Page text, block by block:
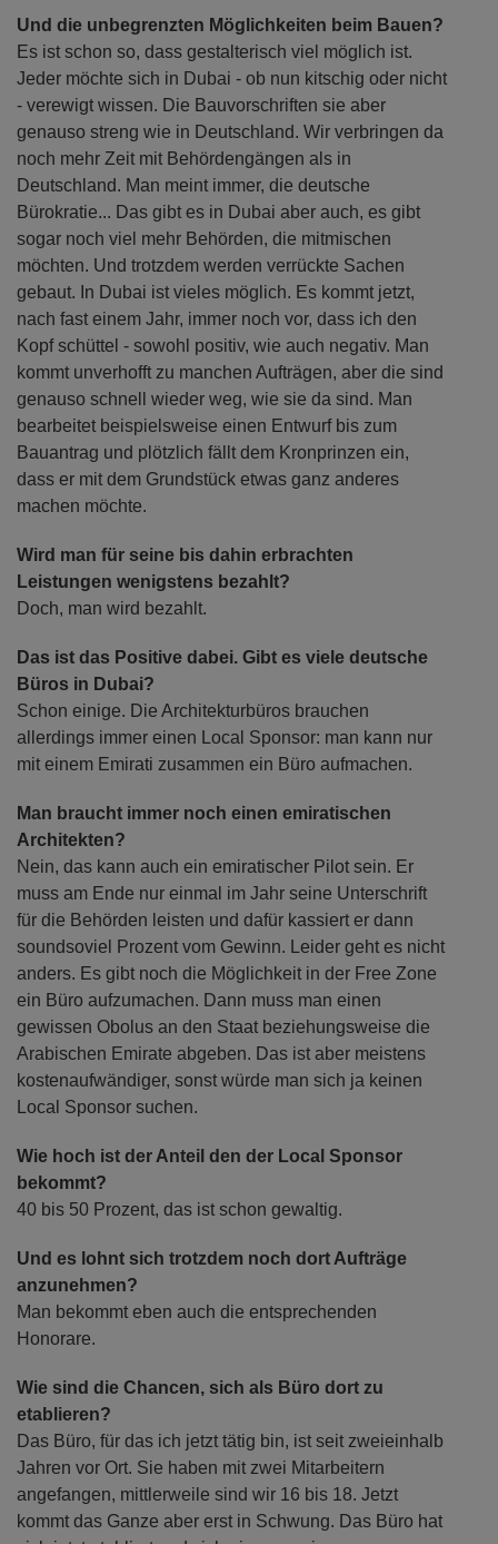
Und die unbegrenzten Möglichkeiten beim Bauen?
Es ist schon so, dass gestalterisch viel möglich ist.
Jeder möchte sich in Dubai - ob nun kitschig oder nicht
- verewigt wissen. Die Bauvorschriften sie aber
genauso streng wie in Deutschland. Wir verbringen da
noch mehr Zeit mit Behördengängen als in
Deutschland. Man meint immer, die deutsche
Bürokratie... Das gibt es in Dubai aber auch, es gibt
sogar noch viel mehr Behörden, die mitmischen
möchten. Und trotzdem werden verrückte Sachen
gebaut. In Dubai ist vieles möglich. Es kommt jetzt,
nach fast einem Jahr, immer noch vor, dass ich den
Kopf schüttel - sowohl positiv, wie auch negativ. Man
kommt unverhofft zu manchen Aufträgen, aber die sind
genauso schnell wieder weg, wie sie da sind. Man
bearbeitet beispielsweise einen Entwurf bis zum
Bauantrag und plötzlich fällt dem Kronprinzen ein,
dass er mit dem Grundstück etwas ganz anderes
machen möchte.
Wird man für seine bis dahin erbrachten
Leistungen wenigstens bezahlt?
Doch, man wird bezahlt.
Das ist das Positive dabei. Gibt es viele deutsche
Büros in Dubai?
Schon einige. Die Architekturbüros brauchen
allerdings immer einen Local Sponsor: man kann nur
mit einem Emirati zusammen ein Büro aufmachen.
Man braucht immer noch einen emiratischen
Architekten?
Nein, das kann auch ein emiratischer Pilot sein. Er
muss am Ende nur einmal im Jahr seine Unterschrift
für die Behörden leisten und dafür kassiert er dann
soundsoviel Prozent vom Gewinn. Leider geht es nicht
anders. Es gibt noch die Möglichkeit in der Free Zone
ein Büro aufzumachen. Dann muss man einen
gewissen Obolus an den Staat beziehungsweise die
Arabischen Emirate abgeben. Das ist aber meistens
kostenaufwändiger, sonst würde man sich ja keinen
Local Sponsor suchen.
Wie hoch ist der Anteil den der Local Sponsor
bekommt?
40 bis 50 Prozent, das ist schon gewaltig.
Und es lohnt sich trotzdem noch dort Aufträge
anzunehmen?
Man bekommt eben auch die entsprechenden
Honorare.
Wie sind die Chancen, sich als Büro dort zu
etablieren?
Das Büro, für das ich jetzt tätig bin, ist seit zweieinhalb
Jahren vor Ort. Sie haben mit zwei Mitarbeitern
angefangen, mittlerweile sind wir 16 bis 18. Jetzt
kommt das Ganze aber erst in Schwung. Das Büro hat